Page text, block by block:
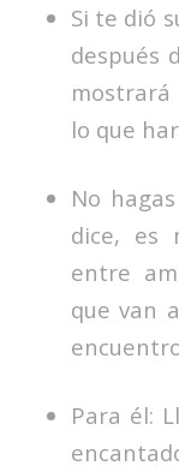
Si te dió
después
lo que
No
dice, es
entre
que van
Para él: